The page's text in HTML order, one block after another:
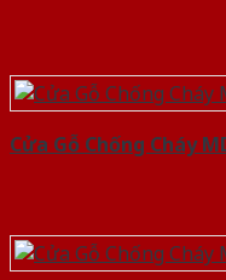
Cửa Gỗ Chống Cháy